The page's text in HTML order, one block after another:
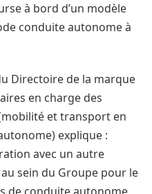
à bord d’un modèle
conduite autonome à
Directoire de la marque
en charge des
et transport en
explique :
avec un autre
sein du Groupe pour le